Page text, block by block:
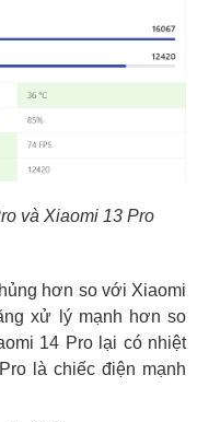
và Xiaomi 13 Pro
hơn so với Xiaomi
xử lý mạnh hơn so
14 Pro lại có nhiệt
là chiếc điện mạnh